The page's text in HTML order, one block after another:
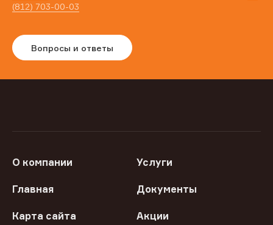
(812) 703-00-03
Вопросы и ответы
О компании Услуги
Главная Документы
Карта сайта Акции